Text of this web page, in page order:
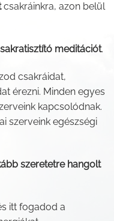
csakráinkra, azon belül
meditációt.
csakráidat,
érezni. Minden egyes
kapcsolódnak.
szerveink egészségi
szeretetre hangolt
itt fogadod a